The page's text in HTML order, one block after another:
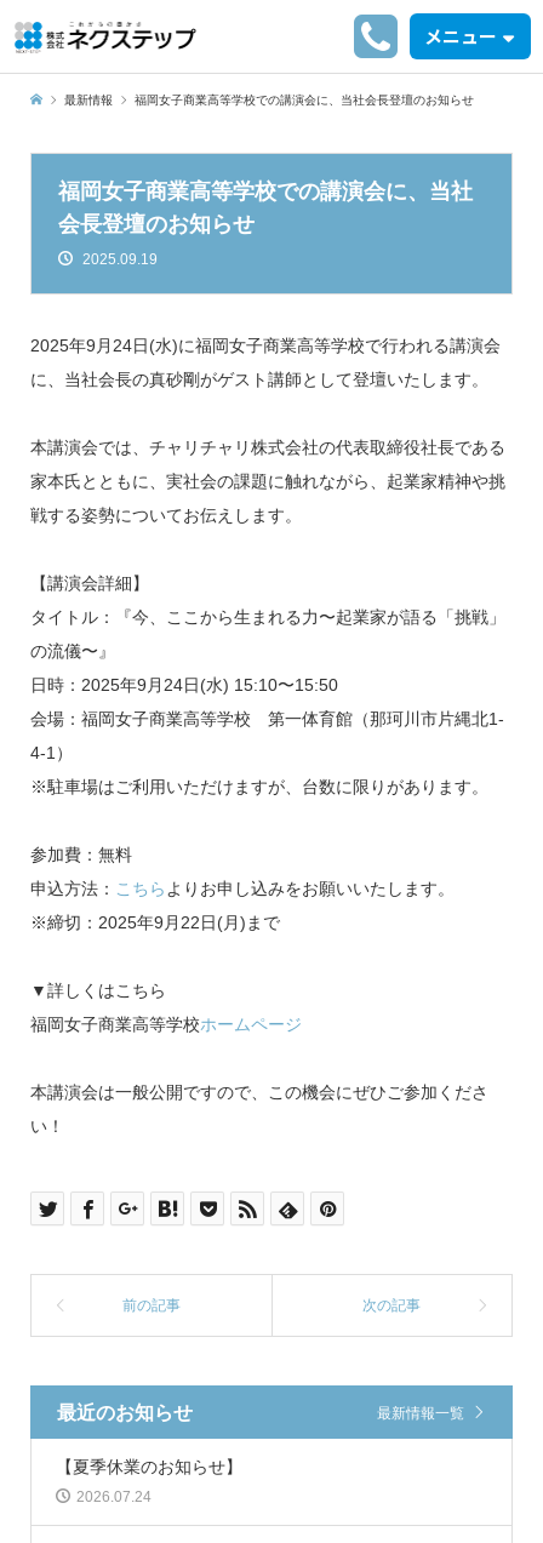
メニュー
最新情報 福岡女子商業高等学校での講演会に、当社会長登壇のお知らせ
福岡女子商業高等学校での講演会に、当社
会長登壇のお知らせ
2025.09.19
2025年9月24日(水)に福岡女子商業高等学校で行われる講演会
に、当社会長の真砂剛がゲスト講師として登壇いたします。
本講演会では、チャリチャリ株式会社の代表取締役社長である
家本氏とともに、実社会の課題に触れながら、起業家精神や挑
戦する姿勢についてお伝えします。
【講演会詳細】
タイトル：『今、ここから生まれる力〜起業家が語る「挑戦」
の流儀〜』
日時：2025年9月24日(水) 15:10〜15:50
会場：福岡女子商業高等学校 第一体育館（那珂川市片縄北1-
4-1）
※駐車場はご利用いただけますが、台数に限りがあります。
参加費：無料
申込方法： こちら よりお申し込みをお願いいたします。
※締切：2025年9月22日(月)まで
▼詳しくはこちら
福岡女子商業高等学校ホームページ
本講演会は一般公開ですので、この機会にぜひご参加くださ
い！
最近のお知らせ 最新情報一覧
【夏季休業のお知らせ】
2026.07.24